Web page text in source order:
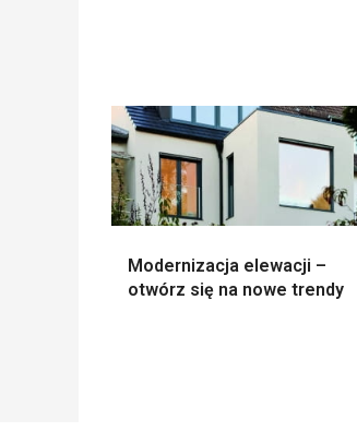
Modernizacja elewacji –
otwórz się na nowe trendy